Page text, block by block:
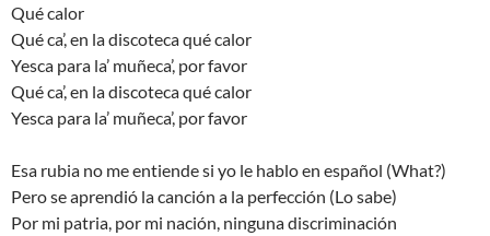
Qué calor
Qué ca’, en la discoteca qué calor
Yesca para la’ muñeca’, por favor
Qué ca’, en la discoteca qué calor
Yesca para la’ muñeca’, por favor
Esa rubia no me entiende si yo le hablo en español (What?)
Pero se aprendió la canción a la perfección (Lo sabe)
Por mi patria, por mi nación, ninguna discriminación